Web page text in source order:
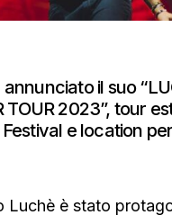
il suo
TOUR 2023”, tour
e location
Luchè è stato